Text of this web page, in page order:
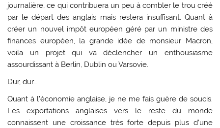
journalière, ce qui contribuera un peu à combler le trou créé
par le départ des anglais mais restera insuffisant. Quant à
créer un nouvel impôt européen géré par un ministre des
finances européen, la grande idée de monsieur Macron,
voila un projet qui va déclencher un enthousiasme
assourdissant à Berlin, Dublin ou Varsovie.
Dur, dur…
Quant à l’économie anglaise, je ne me fais guère de soucis.
Les exportations anglaises vers le reste du monde
connaissent une croissance très forte depuis plus d’une